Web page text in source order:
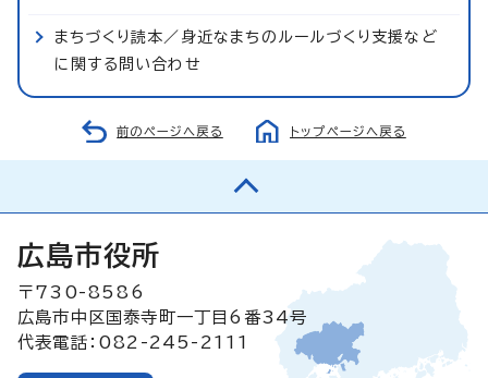
まちづくり読本／身近なまちのルールづくり支援など
に関する問い合わせ
前のページへ戻る トップページへ戻る
広島市役所
〒730-8586
広島市中区国泰寺町一丁目6番34号
代表電話：082-245-2111